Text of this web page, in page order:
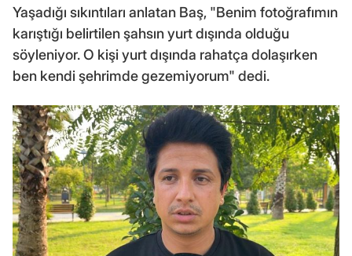
Yaşadığı sıkıntıları anlatan Baş, "Benim fotoğrafımın
karıştığı belirtilen şahsın yurt dışında olduğu
söyleniyor. O kişi yurt dışında rahatça dolaşırken
ben kendi şehrimde gezemiyorum" dedi.